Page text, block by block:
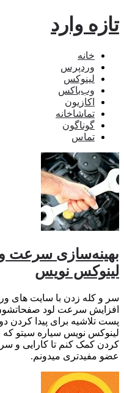
تازه وارد
خانه
وردپرس
لینوکس
وب‌باکس
اکازیون
تماشاخانه
گوناگون
تماس
بهینه‌سازی سرعت
لینوکس نویس
سر و کله زدن با سایت های
افزایش سرعت لود
پست تلاشیه برای پیدا کردن
لینوکس نویس سیاره سیتو که
کردن کمک کنم تا کارایی و
عضو مفیدتری میدونم.